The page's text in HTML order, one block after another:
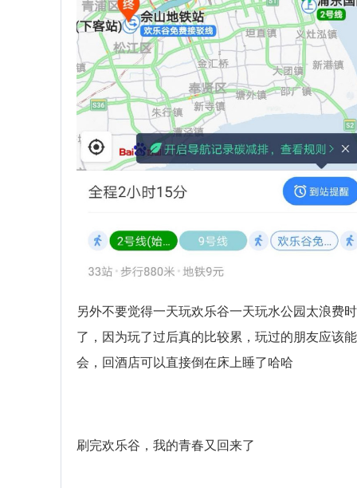
另外不要觉得一天玩欢乐谷一天玩水公园太浪费
了，因为玩了过后真的比较累，玩过的朋友应该
会，回酒店可以直接倒在床上睡了哈哈
刷完欢乐谷，我的青春又回来了